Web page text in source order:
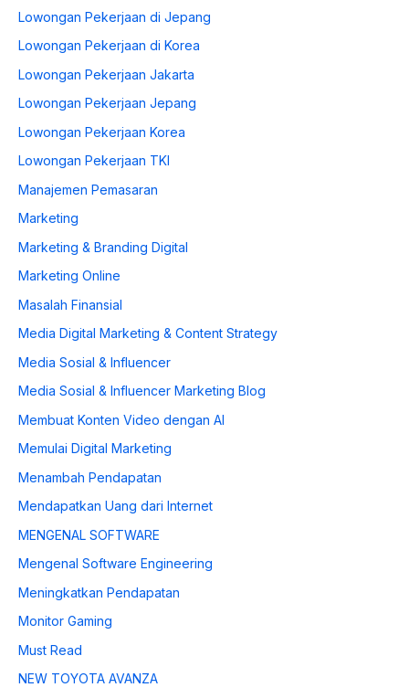
Lowongan Pekerjaan di Jepang
Lowongan Pekerjaan di Korea
Lowongan Pekerjaan Jakarta
Lowongan Pekerjaan Jepang
Lowongan Pekerjaan Korea
Lowongan Pekerjaan TKI
Manajemen Pemasaran
Marketing
Marketing & Branding Digital
Marketing Online
Masalah Finansial
Media Digital Marketing & Content Strategy
Media Sosial & Influencer
Media Sosial & Influencer Marketing Blog
Membuat Konten Video dengan AI
Memulai Digital Marketing
Menambah Pendapatan
Mendapatkan Uang dari Internet
MENGENAL SOFTWARE
Mengenal Software Engineering
Meningkatkan Pendapatan
Monitor Gaming
Must Read
NEW TOYOTA AVANZA